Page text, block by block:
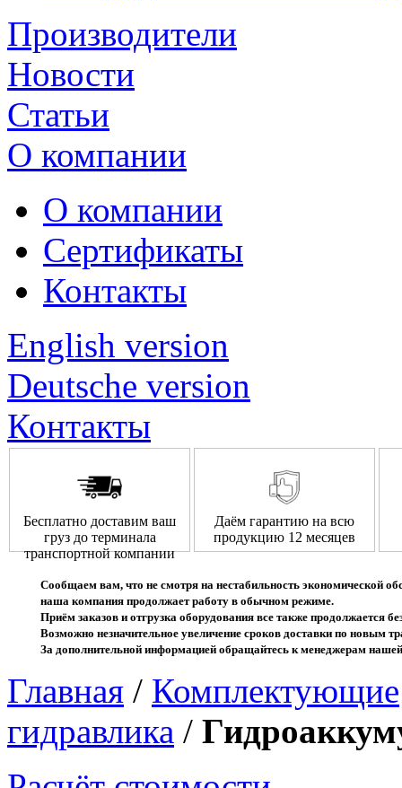
Производители
Новости
Статьи
О компании
О компании
Сертификаты
Контакты
English version
Deutsche version
Контакты
Бесплатно доставим ваш
груз до терминала
транспортной компании
Даём гарантию на всю
продукцию 12 месяцев
Сообщаем вам, что не смотря на нестабильность экономической
наша компания продолжает работу в обычном режиме.
Приём заказов и отгрузка оборудования все также продолжается
Возможно незначительное увеличение сроков доставки по новым
За дополнительной информацией обращайтесь к менеджерам
Главная / Комплектующие
гидравлика /